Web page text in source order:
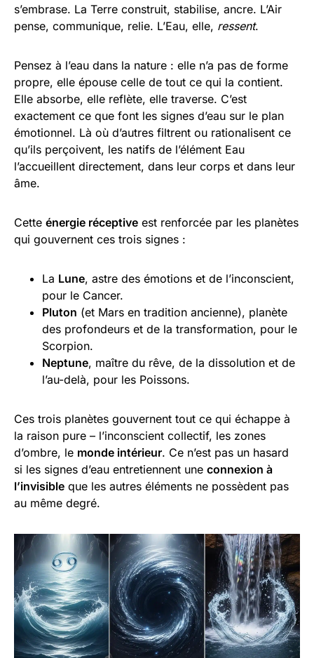
s’embrase. La Terre construit, stabilise, ancre. L’Air
pense, communique, relie. L’Eau, elle, ressent.
Pensez à l’eau dans la nature : elle n’a pas de forme
propre, elle épouse celle de tout ce qui la contient.
Elle absorbe, elle reflète, elle traverse. C’est
exactement ce que font les signes d’eau sur le plan
émotionnel. Là où d’autres filtrent ou rationalisent ce
qu’ils perçoivent, les natifs de l’élément Eau
l’accueillent directement, dans leur corps et dans leur
âme.
Cette énergie réceptive est renforcée par les planètes
qui gouvernent ces trois signes :
La Lune, astre des émotions et de l’inconscient,
pour le Cancer.
Pluton (et Mars en tradition ancienne), planète
des profondeurs et de la transformation, pour le
Scorpion.
Neptune, maître du rêve, de la dissolution et de
l’au-delà, pour les Poissons.
Ces trois planètes gouvernent tout ce qui échappe à
la raison pure – l’inconscient collectif, les zones
d’ombre, le monde intérieur. Ce n’est pas un hasard
si les signes d’eau entretiennent une connexion à
l’invisible que les autres éléments ne possèdent pas
au même degré.